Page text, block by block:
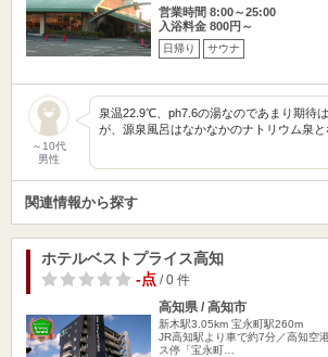
営業時間 8:00～25:00
入浴料金 800円～
日帰り サウナ
～10代
男性
泉温22.9℃、ph7.6の湯なのであまり期待
が、源泉風呂はなかなかのナトリウム泉
関連情報から探す
ホテルベストプライス高知
-点/ 0 件
高知県 / 高知市
新木駅3.05km 宝永町駅260m
JR高知駅より車で約7分／高知空
ス停「宝永町…